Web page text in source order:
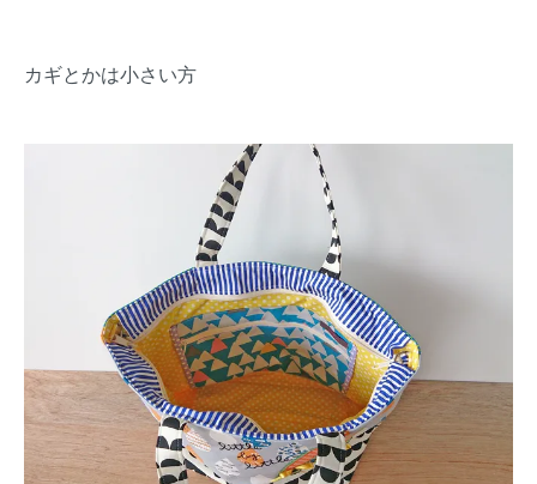
カギとかは小さい方